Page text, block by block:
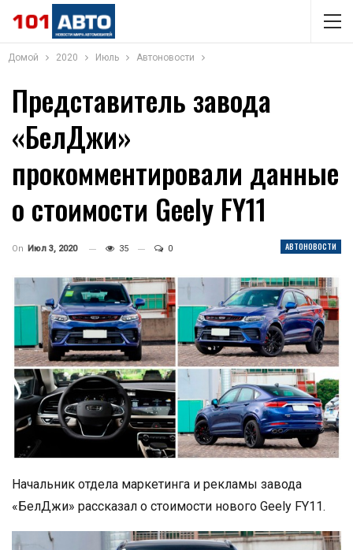
Домой 2020 Июль Автоновости
Представитель завода
«БелДжи»
прокомментировали данные
о стоимости Geely FY11
АВТОНОВОСТИ
On Июл 3, 2020 35 0
Начальник отдела маркетинга и рекламы завода
«БелДжи» рассказал о стоимости нового Geely FY11.